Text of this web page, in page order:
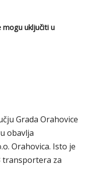
uključiti u
Grada Orahovice
obavlja
Orahovica. Isto je
transportera za